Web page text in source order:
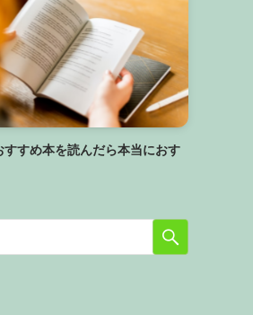
すすめ本を読んだら本当におす